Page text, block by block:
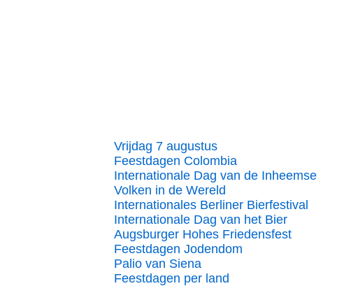
Vrijdag 7 augustus
Feestdagen Colombia
Internationale Dag van de Inheemse
Volken in de Wereld
Internationales Berliner Bierfestival
Internationale Dag van het Bier
Augsburger Hohes Friedensfest
Feestdagen Jodendom
Palio van Siena
Feestdagen per land